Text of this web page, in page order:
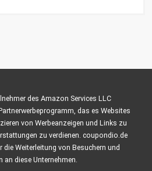
des Amazon Services LLC
das es Websites
von Werbeanzeigen und Links zu
zu verdienen. coupondio.de
die Weiterleitung von Besuchern und
an diese Unternehmen.